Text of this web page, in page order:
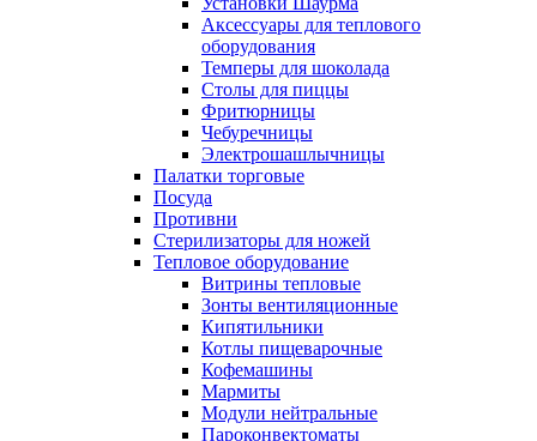
Аксессуары для теплового
оборудования
Темперы для шоколада
Столы для пиццы
Фритюрницы
Чебуречницы
Электрошашлычницы
Палатки торговые
Посуда
Противни
Стерилизаторы для ножей
Тепловое оборудование
Витрины тепловые
Зонты вентиляционные
Кипятильники
Котлы пищеварочные
Кофемашины
Мармиты
Модули нейтральные
Пароконвектоматы